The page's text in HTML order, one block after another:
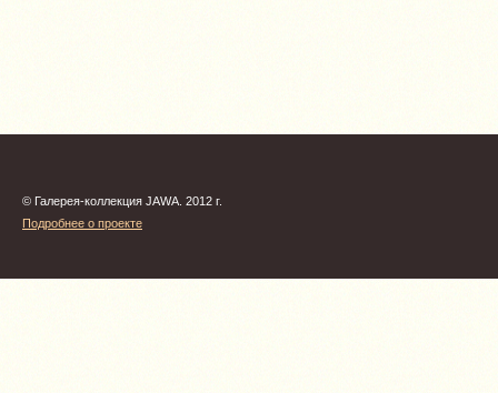
© Галерея-коллекция JAWA. 2012 г.
Подробнее о проекте